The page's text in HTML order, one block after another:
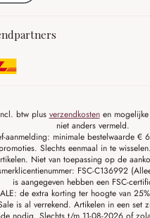
btw plus verzendkostenen mogelijke
niet anders vermeld.
aanmelding: minimale bestelwaarde €
Slechts eenmaal in te
Niet van toepassing op de
FSC-C136992
is aangegeven hebben een FSC-
de extra korting ter hoogte van
is al verrekend. Artikelen in een set